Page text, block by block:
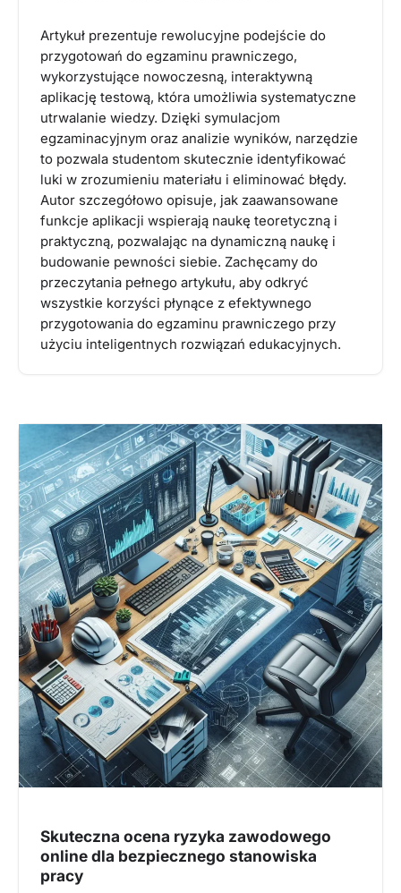
Artykuł prezentuje rewolucyjne podejście do
przygotowań do egzaminu prawniczego,
wykorzystujące nowoczesną, interaktywną
aplikację testową, która umożliwia systematyczne
utrwalanie wiedzy. Dzięki symulacjom
egzaminacyjnym oraz analizie wyników, narzędzie
to pozwala studentom skutecznie identyfikować
luki w zrozumieniu materiału i eliminować błędy.
Autor szczegółowo opisuje, jak zaawansowane
funkcje aplikacji wspierają naukę teoretyczną i
praktyczną, pozwalając na dynamiczną naukę i
budowanie pewności siebie. Zachęcamy do
przeczytania pełnego artykułu, aby odkryć
wszystkie korzyści płynące z efektywnego
przygotowania do egzaminu prawniczego przy
użyciu inteligentnych rozwiązań edukacyjnych.
Skuteczna ocena ryzyka zawodowego
online dla bezpiecznego stanowiska
pracy